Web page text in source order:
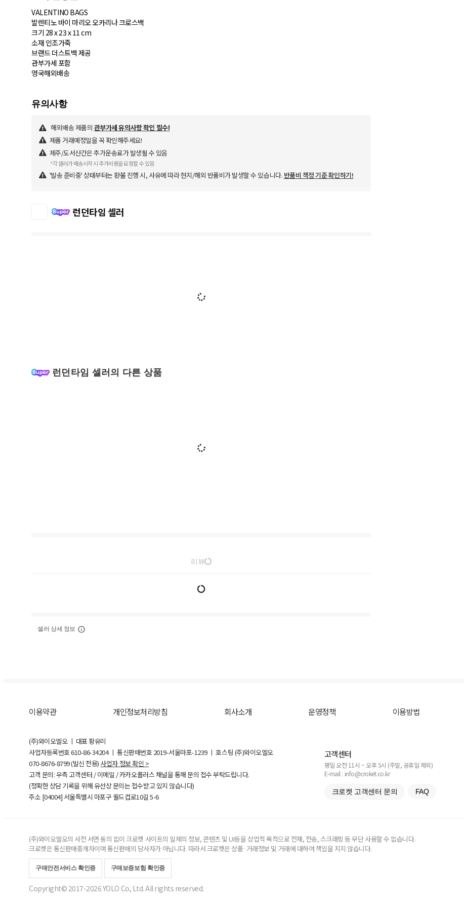
VALENTINO BAGS
발렌티노 바이 마리오 오카리나 크로스백
크기 28 x 23 x 11 cm
소재 인조가죽
브랜드 더스트백 제공
관부가세 포함
영국해외배송
유의사항
해외배송 제품의 관부가세 유의사항 확인 필수!
제품 거래예정일을 꼭 확인해주세요!
제주/도서산간은 추가운송료가 발생될 수 있음
*각 셀러가 배송시작 시 추가비용을 요청할 수 있음
'발송 준비중' 상태부터는 환불 진행 시, 사유에 따라 현지/해외 반품비가 발생할 수 있습니다. 반품비 책정 기준 확인하기!
런던타임 셀러
런던타임 셀러의 다른 상품
리뷰
셀러 상세 정보
이용약관 개인정보처리방침 회사소개 운영정책 이용방법
(주)와이오엘오 ㅣ 대표 황유미
사업자등록번호610-86-34204ㅣ 통신판매번호 2019-서울마포-1239 ㅣ 호스팅 (주)와이오엘오
070-8676-8799 (발신 전용) 사업자 정보 확인 >
고객 문의: 우측 고객센터 / 이메일 / 카카오플러스 채널을 통해 문의 접수 부탁드립니다.
(정확한 상담 기록을 위해 유선상 문의는 접수받고 있지 않습니다)
주소 [04004] 서울특별시 마포구 월드컵로10길5-6
고객센터
평일 오전 11시 ~ 오후 5시 (주말, 공휴일 제외)
E-mail : info@croket.co.kr
크로켓 고객센터 문의 FAQ
(주)와이오엘오의 사전 서면 동의 없이 크로켓 사이트의 일체의 정보, 콘텐츠 및 UI등을 상업적 목적으로 전재, 전송, 스크래핑 등 무단 사용할 수 없습니다.
크로켓은 통신판매중개자이며 통신판매의 당사자가 아닙니다. 따라서 크로켓은 상품·거래정보 및 거래에 대하여 책임을 지지 않습니다.
구매안전서비스 확인증 구매보증보험 확인증
Copyright© 2017-2026 YOLO Co, Ltd. All rights reserved.